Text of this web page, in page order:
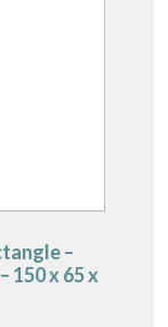
–
150 x 65 x